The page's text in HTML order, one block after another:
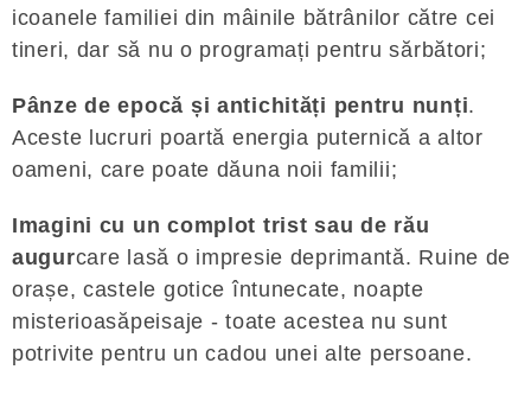
icoanele familiei din mâinile bătrânilor către cei
tineri, dar să nu o programați pentru sărbători;
Pânze de epocă și antichități pentru nunți.
Aceste lucruri poartă energia puternică a altor
oameni, care poate dăuna noii familii;
Imagini cu un complot trist sau de rău
augurcare lasă o impresie deprimantă. Ruine de
orașe, castele gotice întunecate, noapte
misterioasăpeisaje - toate acestea nu sunt
potrivite pentru un cadou unei alte persoane.